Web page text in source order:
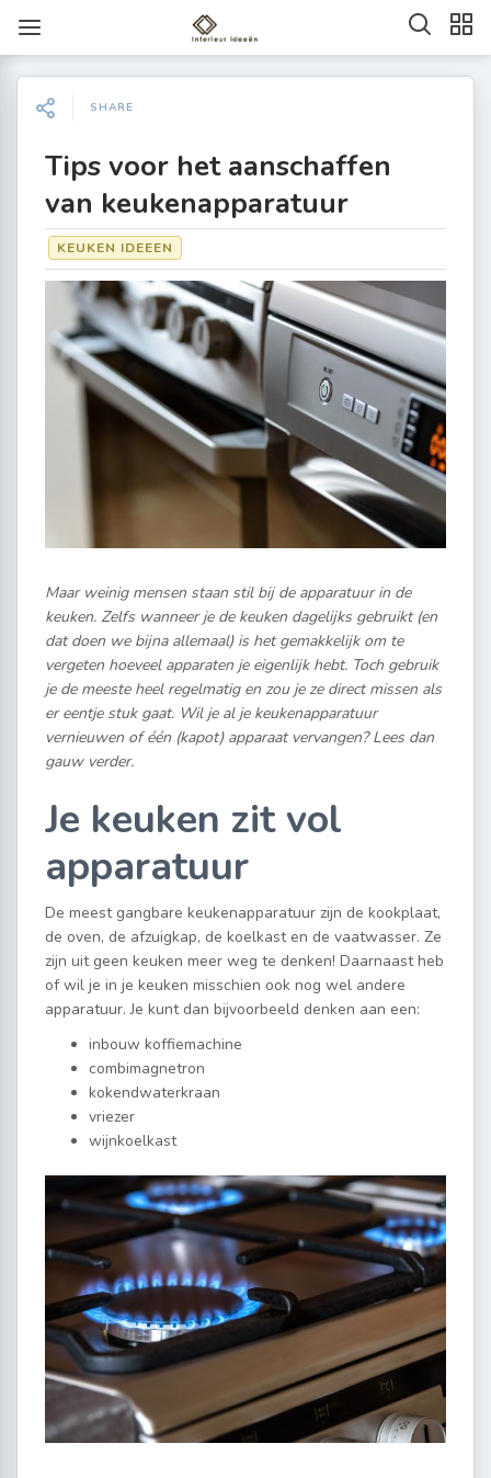
SHARE
Tips voor het aanschaffen
van keukenapparatuur
KEUKEN IDEEEN
Maar weinig mensen staan stil bij de apparatuur in de
keuken. Zelfs wanneer je de keuken dagelijks gebruikt (en
dat doen we bijna allemaal) is het gemakkelijk om te
vergeten hoeveel apparaten je eigenlijk hebt. Toch gebruik
je de meeste heel regelmatig en zou je ze direct missen als
er eentje stuk gaat. Wil je al je keukenapparatuur
vernieuwen of één (kapot) apparaat vervangen? Lees dan
gauw verder.
Je keuken zit vol
apparatuur
De meest gangbare keukenapparatuur zijn de kookplaat,
de oven, de afzuigkap, de koelkast en de vaatwasser. Ze
zijn uit geen keuken meer weg te denken! Daarnaast heb
of wil je in je keuken misschien ook nog wel andere
apparatuur. Je kunt dan bijvoorbeeld denken aan een:
inbouw koffiemachine
combimagnetron
kokendwaterkraan
vriezer
wijnkoelkast